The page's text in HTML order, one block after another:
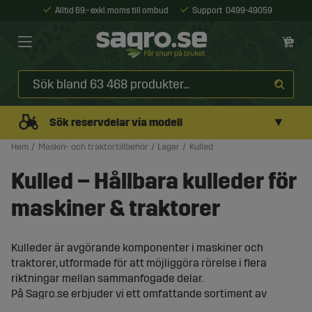
Alltid 69:- exkl. moms till ombud Support 0499-49059
Sök reservdelar via modell ▼
Hem Maskin- och traktortillbehör Lager Kulled
Kulled – Hållbara kulleder för
maskiner & traktorer
Kulleder är avgörande komponenter i maskiner och
traktorer, utformade för att möjliggöra rörelse i flera
riktningar mellan sammanfogade delar.
På Sagro.se erbjuder vi ett omfattande sortiment av
kulleder och ledarmar i olika storlekar och modeller,